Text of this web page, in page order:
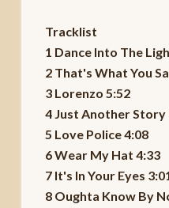
Tracklist
1 Dance Into The
2 That's What You
3 Lorenzo 5:52
4 Just Another Story
5 Love Police 4:08
6 Wear My Hat 4:33
7 It's In Your Eyes
8 Oughta Know By